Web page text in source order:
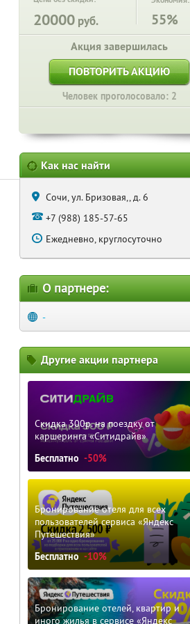
20000 руб. 55%
Акция завершилась
ПОВТОРИТЬ АКЦИЮ
Человек проголосовало: 2
Как нас найти
Сочи, ул. Бризовая,, д. 6
+7 (988) 185-57-65
Ежедневно, круглосуточно
О партнере:
-
Другие акции партнера
Скидка 300р. на поездку от
каршеринга «Ситидрайв»
Бесплатно -50%
Бронирование отеля для всех
пользователей сервиса «Яндекс
Путешествия»
Бесплатно -10%
Бронирование отелей, квартир и
иного жилья в сервисе «Яндекс